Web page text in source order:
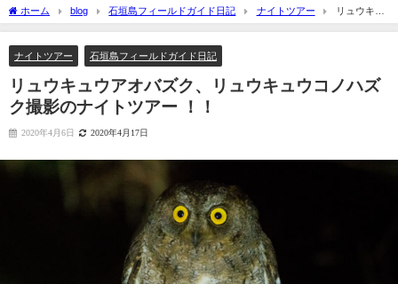
ホーム blog 石垣島フィールドガイド日記 ナイトツアー
リュウキュ
ウアオバズク、リュウキュウコノハズク撮影のナイトツアー ！！
ナイトツアー 石垣島フィールドガイド日記
リュウキュウアオバズク、リュウキュウコノハズ
ク撮影のナイトツアー ！！
2020年4月6日 2020年4月17日